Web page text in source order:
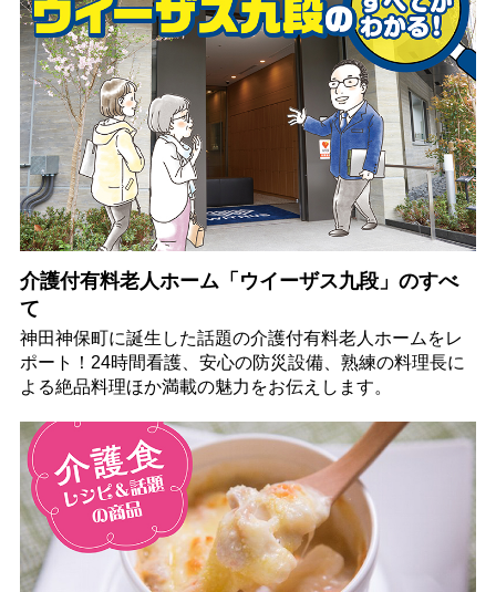
介護付有料老人ホーム「ウイーザス九段」のすべ
て
神田神保町に誕生した話題の介護付有料老人ホームをレ
ポート！24時間看護、安心の防災設備、熟練の料理長に
よる絶品料理ほか満載の魅力をお伝えします。